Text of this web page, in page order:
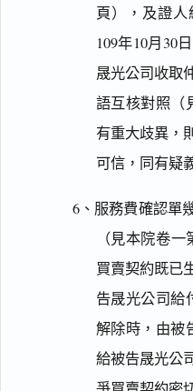
頁），及證
109年10月30
晟光公司收取
語互核對照（
有重大歧異，
可信，同有疑
6、服務費確認單
（見本院卷
買賣契約既已
告晟光公司給
解除時，由被
給被告晟光公